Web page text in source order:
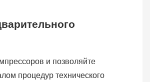
и позволяйте
процедур технического